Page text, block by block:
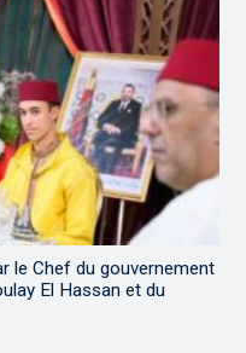
le Chef du gouvernement
El Hassan et du